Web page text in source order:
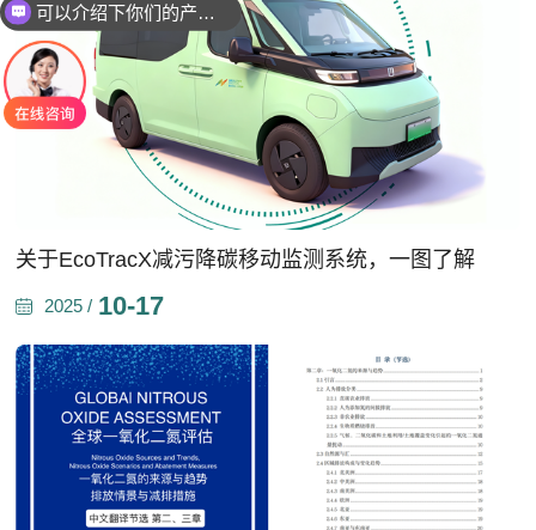
关于EcoTracX减污降碳移动监测系统，一图了解
2025 / 10-17
你们是怎么收费的呢